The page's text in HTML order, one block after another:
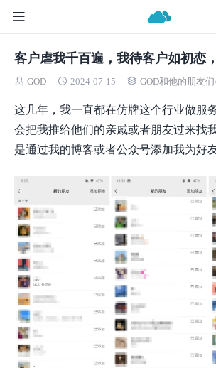
客户虐我千百遍，我待客户如初恋
GOD 2024-07-15 GOD和他的朋友们
这几年，我一直都在仿牌这个行业做服
会把我推给他们的亲戚或者朋友过来找
是通过我的博客或者公众号添加我为好友